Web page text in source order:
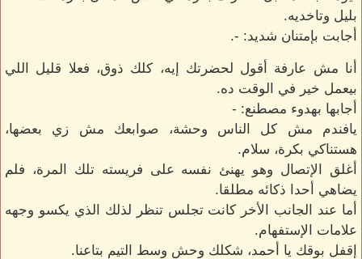
بليل وتاخديه.
أجابت بإمتنان شديد: -.
أنا مش عارفة أقول لحضرتك إيه، كلك ذوق، فعلا قليل اللي
بيعمل خير في الوقت ده.
أجابها بهدوء مصطنع: -
يافندم مش كل الناس وحشة، صوابعك مش زي بعضها،
هستناكي بكرة، سلام.
أغلق الإتصال وهو يهنئ نفسه على فريسته تلك المرة، فلم
يضاهي أحدا ذكائه مطلقا.
أما عند الجانب الأخر كانت تجلس تنظر لذلك الذي يكسو وجهه
علامات الإستفهام.
إقفل بوقك يا أحمد، شكلك وحش وسط التيم بتاعنا.